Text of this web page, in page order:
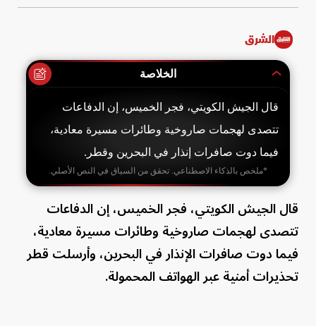
الشرق
الخلاصة
قال الجيش الكويتي، فجر الخميس، إن الدفاعات
تتصدى لهجمات صاروخية وطائرات مسيرة معادية،
فيما دوت صافرات إنذار في البحرين وقطر.
*ملخص بالذكاء الاصطناعي. تحقق من السياق في النص الأصلي.
قال الجيش الكويتي، فجر الخميس، إن الدفاعات
تتصدى لهجمات صاروخية وطائرات مسيرة معادية،
فيما دوت صافرات الإنذار في البحرين، وأرسلت قطر
تحذيرات أمنية عبر الهواتف المحمولة.